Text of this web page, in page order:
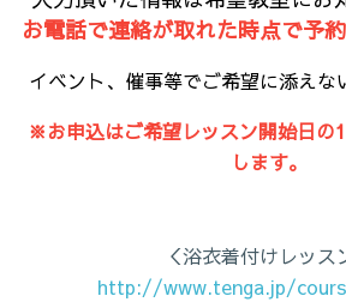
お電話で連絡が取れた時点で予
イベント、催事等でご希望に添えな
※お申込はご希望レッスン開始日の
します。
＜浴衣着付けレッス
http://www.tenga.jp/